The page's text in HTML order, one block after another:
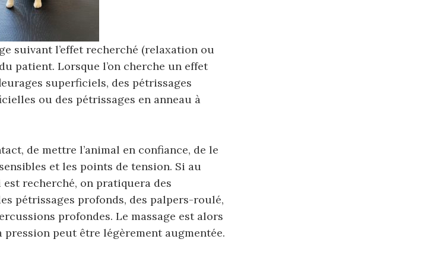
suivant l’effet recherché (relaxation ou
patient. Lorsque l’on cherche un effet
superficiels, des pétrissages
ou des pétrissages en anneau à
de mettre l’animal en confiance, de le
et les points de tension. Si au
recherché, on pratiquera des
pétrissages profonds, des palpers-roulé,
profondes. Le massage est alors
peut être légèrement augmentée.